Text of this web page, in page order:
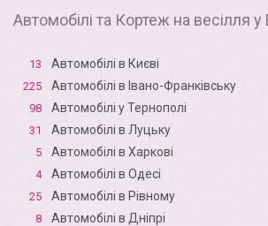
Автомобілі та Кортеж на весілля
13 Автомобілі в Києві
225 Автомобілі в Івано-Франківську
98 Автомобілі у Тернополі
31 Автомобілі в Луцьку
5 Автомобілі в Харкові
4 Автомобілі в Одесі
25 Автомобілі в Рівному
8 Автомобілі в Дніпрі